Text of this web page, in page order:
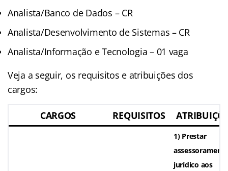
Analista/Banco de Dados – CR
Analista/Desenvolvimento de Sistemas – CR
Analista/Informação e Tecnologia – 01 vaga
Veja a seguir, os requisitos e atribuições dos
cargos:
CARGOS REQUISITOS
1) Prestar
jurídico aos